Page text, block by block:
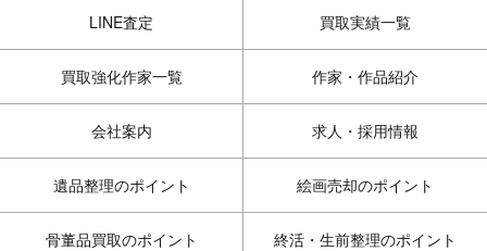
LINE査定 買取実績一覧
買取強化作家一覧 作家・作品紹介
会社案内 求人・採用情報
遺品整理のポイント 絵画売却のポイント
骨董品買取のポイント 終活・生前整理のポイント